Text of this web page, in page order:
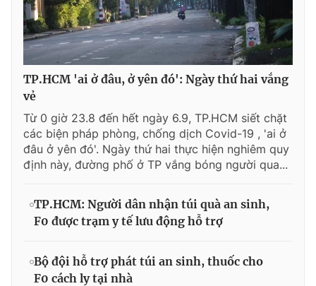
TP.HCM 'ai ở đâu, ở yên đó': Ngày thứ hai vắng
vẻ
Từ 0 giờ 23.8 đến hết ngày 6.9, TP.HCM siết chặt
các biện pháp phòng, chống dịch Covid-19 , 'ai ở
đâu ở yên đó'. Ngày thứ hai thực hiện nghiêm quy
định này, đường phố ở TP vắng bóng người qua...
TP.HCM: Người dân nhận túi quà an sinh,
F0 được trạm y tế lưu động hỗ trợ
Bộ đội hỗ trợ phát túi an sinh, thuốc cho
F0 cách ly tại nhà